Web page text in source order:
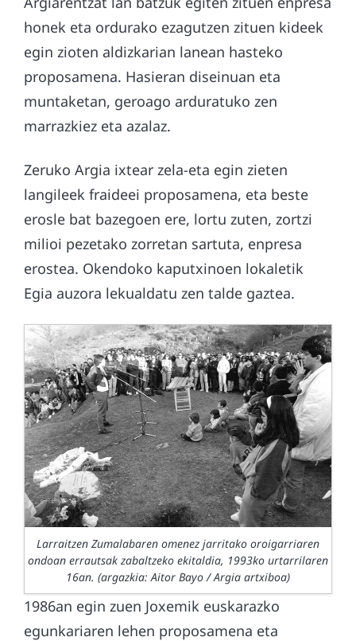
honek eta ordurako ezagutzen zituen kideek
egin zioten aldizkarian lanean hasteko
proposamena. Hasieran diseinuan eta
muntaketan, geroago arduratuko zen
marrazkiez eta azalaz.
Zeruko Argia ixtear zela-eta egin zieten
langileek fraideei proposamena, eta beste
erosle bat bazegoen ere, lortu zuten, zortzi
milioi pezetako zorretan sartuta, enpresa
erostea. Okendoko kaputxinoen lokaletik
Egia auzora lekualdatu zen talde gaztea.
Larraitzen Zumalabaren omenez jarritako oroigarriaren
ondoan errautsak zabaltzeko ekitaldia, 1993ko urtarrilaren
16an. (argazkia: Aitor Bayo / Argia artxiboa)
1986an egin zuen Joxemik euskarazko
egunkariaren lehen proposamena eta